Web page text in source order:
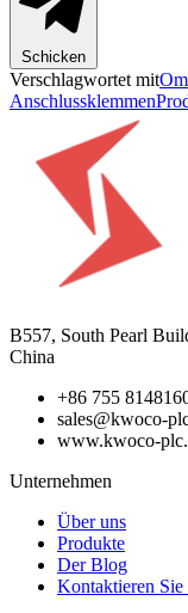
Schicken
Verschlagwortet mit
Anschlussklemmen
B557, South Pearl
China
+86 755
sales@kwoco-
www.kwoco-
Unternehmen
Über uns
Produkte
Der Blog
Kontaktieren Sie